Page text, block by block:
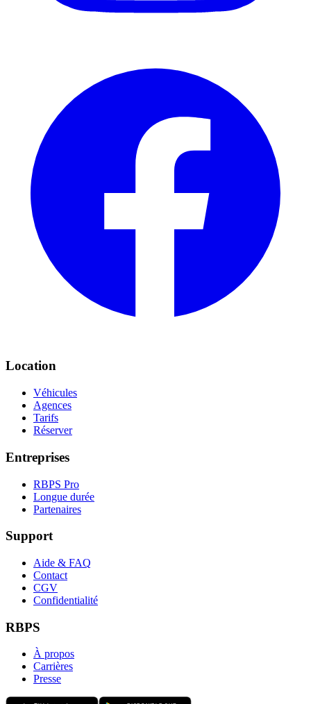
Location
Véhicules
Agences
Tarifs
Réserver
Entreprises
RBPS Pro
Longue durée
Partenaires
Support
Aide & FAQ
Contact
CGV
Confidentialité
RBPS
À propos
Carrières
Presse